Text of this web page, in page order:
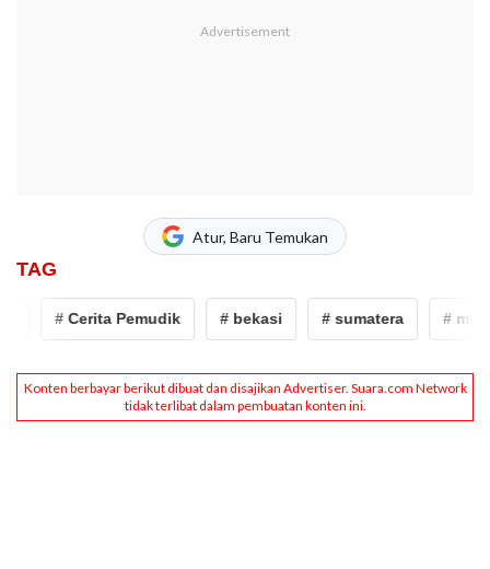
Atur, Baru Temukan
TAG
# Cerita Pemudik # bekasi # sumatera # mudik